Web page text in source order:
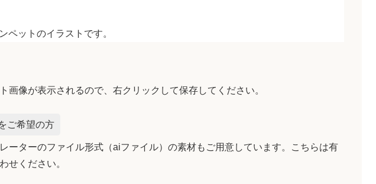
ペットのイラストです。
像が表示されるので、右クリックして保存してください。
ご希望の方
ーターのファイル形式（aiファイル）の素材もご用意しています。こちらは有
せください。